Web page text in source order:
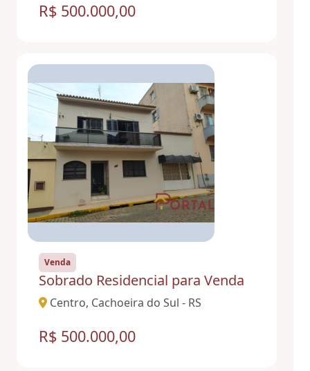
R$ 500.000,00
Venda
Sobrado Residencial para Venda
Centro, Cachoeira do Sul - RS
R$ 500.000,00